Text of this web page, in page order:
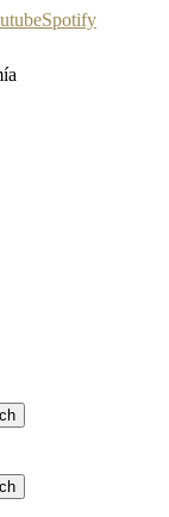
Spotify